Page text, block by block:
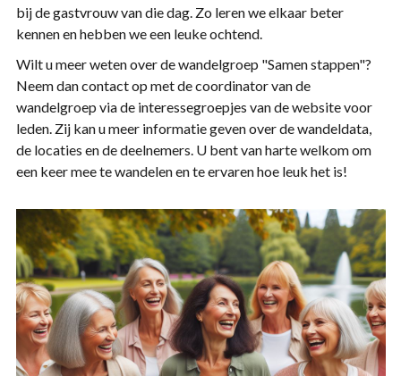
bij de gastvrouw van die dag. Zo leren we elkaar beter
kennen en hebben we een leuke ochtend.
Wilt u meer weten over de wandelgroep "Samen stappen"?
Neem dan contact op met de coordinator van de
wandelgroep via de interessegroepjes van de website voor
leden. Zij kan u meer informatie geven over de wandeldata,
de locaties en de deelnemers. U bent van harte welkom om
een keer mee te wandelen en te ervaren hoe leuk het is!